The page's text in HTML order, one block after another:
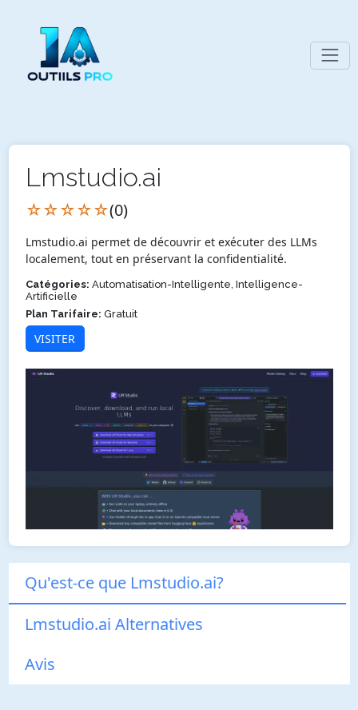
Lmstudio.ai
☆☆☆☆☆(0)
Lmstudio.ai permet de découvrir et exécuter des LLMs
localement, tout en préservant la confidentialité.
Catégories: Automatisation-Intelligente, Intelligence-
Artificielle
Plan Tarifaire: Gratuit
VISITER
Qu'est-ce que Lmstudio.ai?
Lmstudio.ai Alternatives
Avis